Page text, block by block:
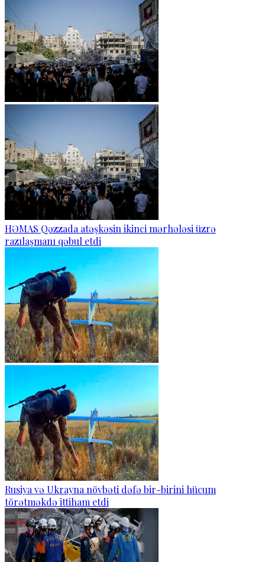
HƏMAS Qəzzada atəşkəsin ikinci mərhələsi üzrə
razılaşmanı qəbul etdi
Rusiya və Ukrayna növbəti dəfə bir-birini hücum
törətməkdə ittiham etdi